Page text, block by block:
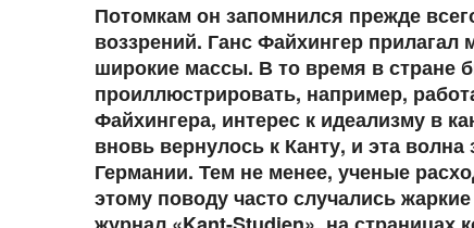
Потомкам он запомнился прежде
воззрений. Ганс Файхингер
широкие массы. В то время в стране
проиллюстрировать, например,
Файхингера, интерес к идеализму в
вновь вернулось к Канту, и эта
Германии. Тем не менее, ученые
этому поводу часто случались